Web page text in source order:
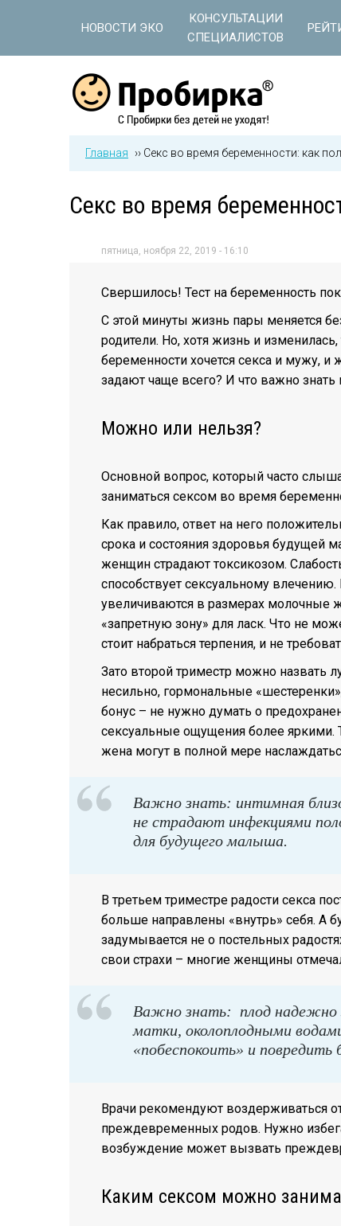
НОВОСТИ ЭКО
КОНСУЛЬТАЦИИ
СПЕЦИАЛИСТОВ
Главная ›› Секс во время беременности: как
Секс во время
пятница, ноября 22, 2019 - 16:10
Свершилось! Тест на беременность
С этой минуты жизнь пары меняется
родители. Но, хотя жизнь и
беременности хочется секса и мужу,
задают чаще всего? И что важно
Можно или нельзя?
Основной вопрос, который часто
заниматься сексом во время
Как правило, ответ на него
срока и состояния здоровья
женщин страдают токсикозом.
способствует сексуальному
увеличиваются в размерах молочные
«запретную зону» для ласк. Что не
стоит набраться терпения, и не
Зато второй триместр можно назвать
несильно, гормональные
бонус – не нужно думать о
сексуальные ощущения более яркими.
жена могут в полной мере
Важно знать: интимная
не страдают инфекциями
для будущего малыша.
В третьем триместре радости секса
больше направлены «внутрь» себя. А
задумывается не о постельных
свои страхи – многие женщины
Важно знать: плод надежно
матки, околоплодными
«побеспокоить» и
Врачи рекомендуют воздерживаться
преждевременных родов. Нужно
возбуждение может вызвать
Каким сексом можно